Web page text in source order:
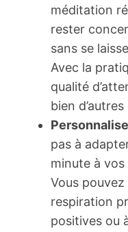
méditation
rester
sans se
Avec la
qualité
bien
pas à
minute à
Vous
respiration
positives ou